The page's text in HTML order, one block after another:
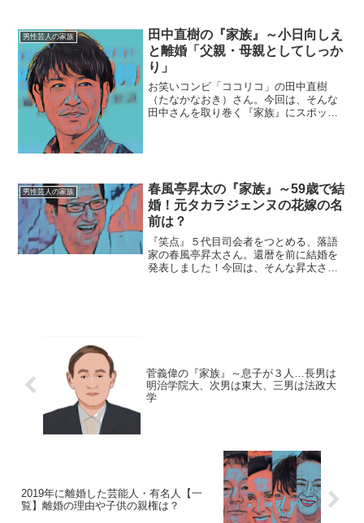
男性芸人の家族
田中直樹の『家族』～小日向しえ
と離婚「父親・母親としてしっか
り」
お笑いコンビ「ココリコ」の田中直樹
（たなかなおき）さん。今回は、そんな
田中さんを取り巻く『家族』にスポット
男性芸人の家族
春風亭昇太の『家族』～59歳で結
婚！元タカラジェンヌの花嫁の名
前は？
『笑点』５代目司会者をつとめる、落語
家の春風亭昇太さん。還暦を前に結婚を
発表しました！今回は、そんな昇太さん
菅義偉の『家族』～息子が３人…長男は
明治学院大、次男は東大、三男は法政大
学
2019年に離婚した芸能人・有名人【一
覧】離婚の理由や子供の親権は？